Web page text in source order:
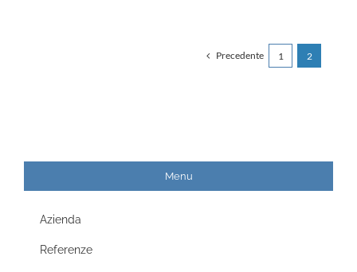
Precedente 1 2
Menu
Azienda
Referenze